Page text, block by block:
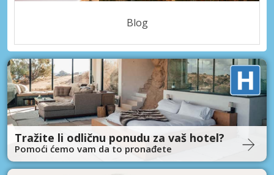
Blog
Tražite li odličnu ponudu za vaš hotel?
Pomoći ćemo vam da to pronađete